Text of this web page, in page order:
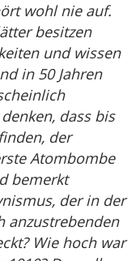
wohl nie auf.
besitzen
und wissen
in 50 Jahren
dass bis
der
Atombombe
bemerkt
der in der
anzustrebenden
Wie hoch war